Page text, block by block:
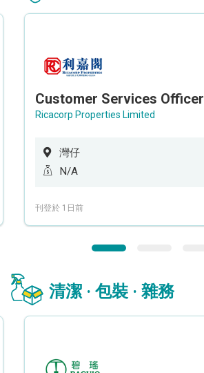
Customer Services Officer
Ricacorp Properties Limited
灣仔
N/A
刊登於 1日前
清潔 · 包裝 · 雜務